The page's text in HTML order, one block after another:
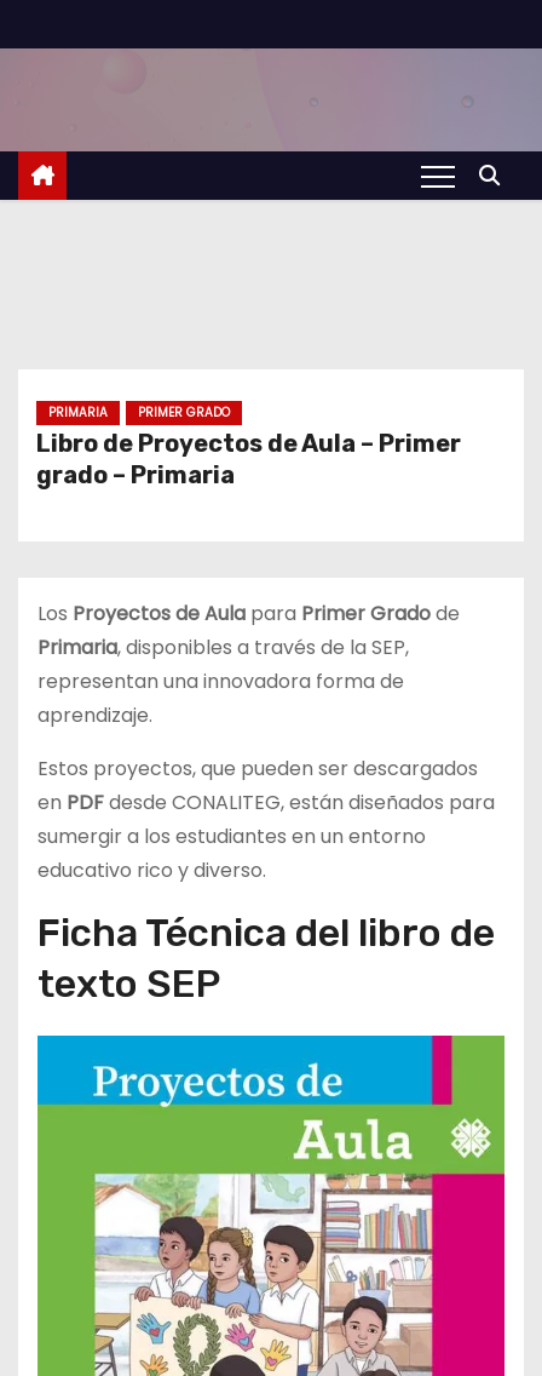
a
r
PRIMARIA PRIMER GRADO
Libro de Proyectos de Aula – Primer
grado – Primaria
Los Proyectos de Aula para Primer Gradode
Primaria, disponibles a través de la SEP,
representan una innovadora forma de
aprendizaje.
Estos proyectos, que pueden ser descargados
en PDFdesde CONALITEG, están diseñados para
sumergir a los estudiantes en un entorno
educativo rico y diverso.
Ficha Técnica del libro de
texto SEP